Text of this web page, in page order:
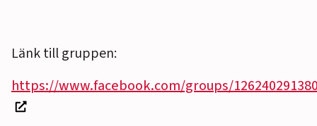
Länk till gruppen:
https://www.facebook.com/groups/